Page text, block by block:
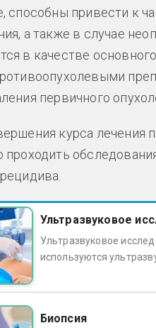
способны привести к
а также в случае
в качестве
первичного
курса лечения
проходить
Ультразвуковое
Ультразвуковое
используются
Биопсия